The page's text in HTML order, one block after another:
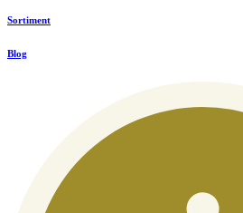
Sortiment
Blog